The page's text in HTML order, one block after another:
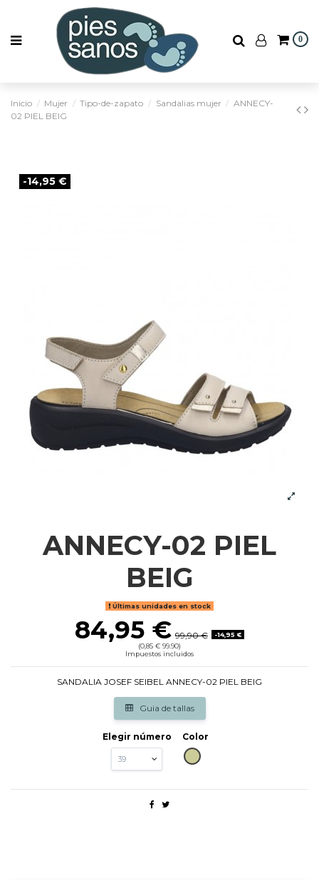
0
Inicio Mujer Tipo-de-zapato Sandalias mujer
ANNECY-
02 PIEL BEIG
-14,95 €
ANNECY-02 PIEL
BEIG
Últimas unidades en stock
84,95 € 99,90 €
-14,95 €
(0,85 € 99.90)
Impuestos incluidos
SANDALIA JOSEF SEIBEL ANNECY-02 PIEL BEIG
Guia de tallas
Elegir número
Color
BEIG